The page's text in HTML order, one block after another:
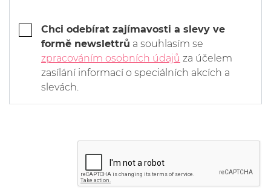
Chci odebírat zajímavosti a slevy ve
formě newslettrů a souhlasím se
zpracováním osobních údajů za účelem
zasílání informací o speciálních akcích a
slevách.